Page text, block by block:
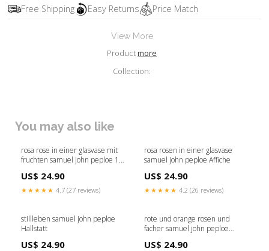
Free Shipping
Easy Returns Price Match
View More
Productmore
Collection:
You may also like
rosa rose in einer glasvase mit
fruchten samuel john peploe 1
US$ 24.90
★★★★★ 4.7 (27 reviews)
rosa rosen in einer glasvase
samuel john peploe Affiche
US$ 24.90
★★★★★ 4.2 (26 reviews)
stillleben samuel john peploe
Hallstatt
US$ 24.90
rote und orange rosen und
facher samuel john peploe
US$ 24.90